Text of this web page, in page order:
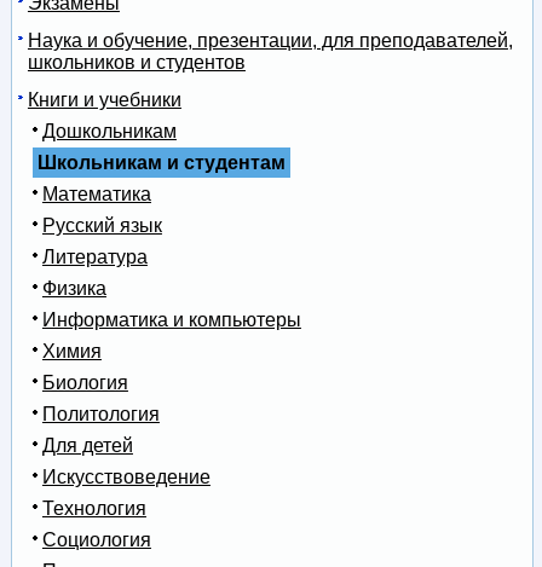
Наука и обучение, презентации, для преподавателей,
школьников и студентов
Книги и учебники
Дошкольникам
Школьникам и студентам
Математика
Русский язык
Литература
Физика
Информатика и компьютеры
Химия
Биология
Политология
Для детей
Искусствоведение
Технология
Социология